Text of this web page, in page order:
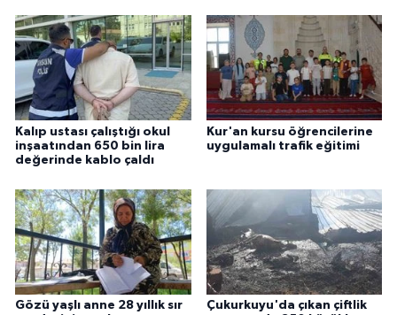
Kalıp ustası çalıştığı okul
inşaatından 650 bin lira
değerinde kablo çaldı
Kur'an kursu öğrencilerine
uygulamalı trafik eğitimi
Gözü yaşlı anne 28 yıllık sır
Çukurkuyu'da çıkan çiftlik